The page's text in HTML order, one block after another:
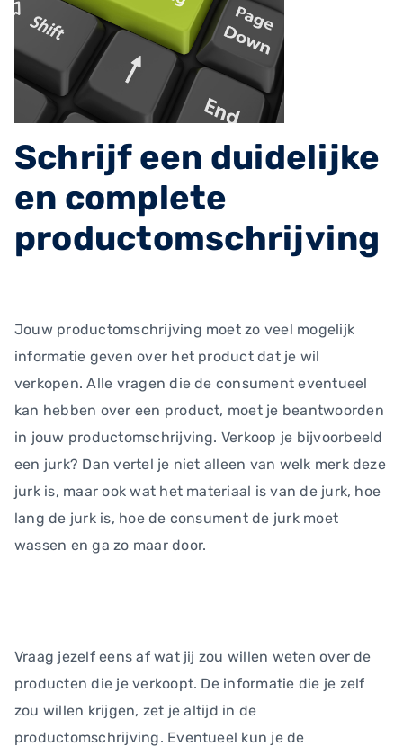
Schrijf een duidelijke
en complete
productomschrijving
Jouw productomschrijving moet zo veel mogelijk
informatie geven over het product dat je wil
verkopen. Alle vragen die de consument eventueel
kan hebben over een product, moet je beantwoorden
in jouw productomschrijving. Verkoop je bijvoorbeeld
een jurk? Dan vertel je niet alleen van welk merk deze
jurk is, maar ook wat het materiaal is van de jurk, hoe
lang de jurk is, hoe de consument de jurk moet
wassen en ga zo maar door.
Vraag jezelf eens af wat jij zou willen weten over de
producten die je verkoopt. De informatie die je zelf
zou willen krijgen, zet je altijd in de
productomschrijving. Eventueel kun je de